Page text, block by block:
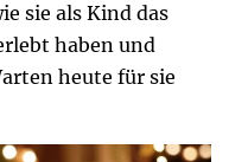
sie als Kind das
haben und
heute für sie